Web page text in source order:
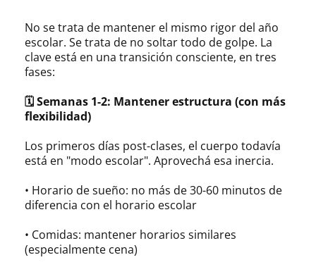
No se trata de mantener el mismo rigor del año
escolar. Se trata de no soltar todo de golpe. La
clave está en una transición consciente, en tres
fases:
🗓 Semanas 1-2: Mantener estructura (con más
flexibilidad)
Los primeros días post-clases, el cuerpo todavía
está en "modo escolar". Aprovechá esa inercia.
• Horario de sueño: no más de 30-60 minutos de
diferencia con el horario escolar
• Comidas: mantener horarios similares
(especialmente cena)